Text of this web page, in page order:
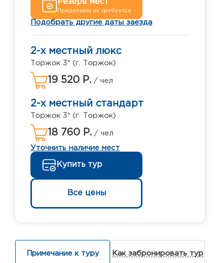
Резерв мест
Предоплата не требуется
Подобрать другие даты заезда
2-х местный люкс
Торжок 3* (г. Торжок)
19 520 Р. / чел
2-х местный стандарт
Торжок 3* (г. Торжок)
18 760 Р. / чел
Уточнить наличие мест
Купить тур
Все цены
Примечание к туру Как забронировать тур